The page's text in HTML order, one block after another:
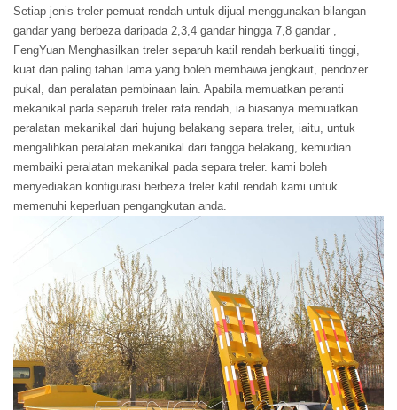
Setiap jenis treler pemuat rendah untuk dijual menggunakan bilangan
gandar yang berbeza daripada 2,3,4 gandar hingga 7,8 gandar ,
FengYuan Menghasilkan treler separuh katil rendah berkualiti tinggi,
kuat dan paling tahan lama yang boleh membawa jengkaut, pendozer
pukal, dan peralatan pembinaan lain. Apabila memuatkan peranti
mekanikal pada separuh treler rata rendah, ia biasanya memuatkan
peralatan mekanikal dari hujung belakang separa treler, iaitu, untuk
mengalihkan peralatan mekanikal dari tangga belakang, kemudian
membaiki peralatan mekanikal pada separa treler. kami boleh
menyediakan konfigurasi berbeza treler katil rendah kami untuk
memenuhi keperluan pengangkutan anda.